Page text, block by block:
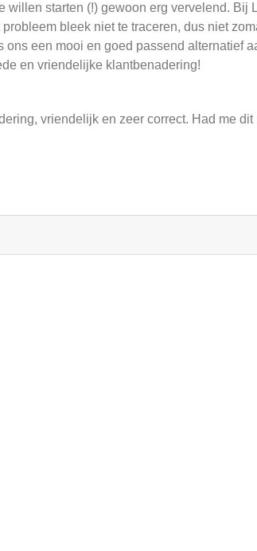
willen starten (!) gewoon erg vervelend. Bij
bleek niet te traceren, dus niet
ons een mooi en goed passend alternatief
en vriendelijke klantbenadering!
vriendelijk en zeer correct. Had me